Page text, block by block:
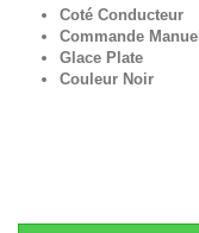
Coté Conducteur
Commande Manuel
Glace Plate
Couleur Noir